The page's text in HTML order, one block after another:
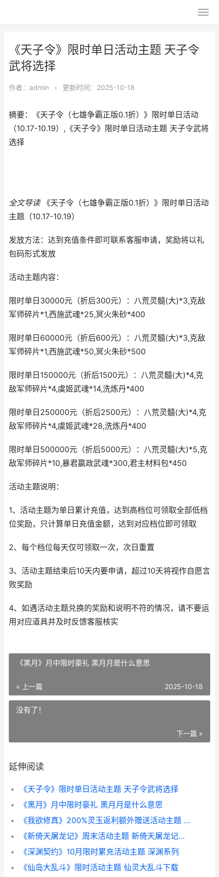
《天子令》限时单日活动主题 天子令
武将选择
作者： admin • 更新时间：2025-10-18
摘要：《天子令（七雄争霸正版0.1折）》限时单日活动
（10.17-10.19）,《天子令》限时单日活动主题 天子令武将
选择
全文导读《天子令（七雄争霸正版0.1折）》限时单日活动
主题（10.17-10.19）
发放方法：达到充值条件即可联系客服申请，奖励将以礼
包码形式发放
活动主题内容：
限时单日30000元（折后300元）：八荒灵髓(大)*3,克敌
军师碎片*1,西施武魂*25,冥火朱砂*400
限时单日60000元（折后600元）：八荒灵髓(大)*3,克敌
军师碎片*1,西施武魂*50,冥火朱砂*500
限时单日150000元（折后1500元）：八荒灵髓(大)*4,克
敌军师碎片*4,虞姬武魂*14,洗炼丹*400
限时单日250000元（折后2500元）：八荒灵髓(大)*4,克
敌军师碎片*4,虞姬武魂*28,洗炼丹*400
限时单日500000元（折后5000元）：八荒灵髓(大)*5,克
敌军师碎片*10,暴君嬴政武魂*300,君主材料包*450
活动主题说明：
1、活动主题为单日累计充值，达到高档位可领取全部低档
位奖励，只计算单日充值金额，达到对应档位即可领取
2、每个档位每天仅可领取一次，次日重置
3、活动主题结束后10天内要申请，超过10天将视作自愿言
败奖励
4、如遇活动主题兑换的奖励和说明不符的情况，请不要运
用对应道具并及时反馈客服核实
《黑月》月中限时豪礼 黑月月是什么意思
« 上一篇 2025-10-18
没有了！
下一篇 »
延伸阅读
《天子令》限时单日活动主题 天子令武将选择
《黑月》月中限时豪礼 黑月月是什么意思
《我欲修真》200%灵玉返利额外赠送活动主题 我欲修真游戏攻略
《新倚天屠龙记》周末活动主题 新倚天屠龙记在线观看免费观看全集
《深渊契约》10月限时累充活动主题 深渊系列
《仙岛大乱斗》限时活动主题 仙灵大乱斗下载